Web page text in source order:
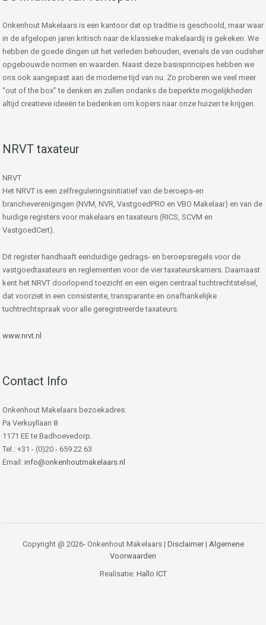
Onkenhout Makelaars is een kantoor dat op traditie is geschoold, maar waar
in de afgelopen jaren kritisch naar de klassieke makelaardij is gekeken. We
hebben de goede dingen uit het verleden behouden, evenals de van oudsher
opgebouwde normen en waarden. Naast deze basisprincipes hebben we
ons ook aangepast aan de moderne tijd van nu. Zo proberen we veel meer
“out of the box” te denken en zullen ondanks de beperkte mogelijkheden
altijd creatieve ideeën te bedenken om kopers naar onze huizen te krijgen.
NRVT taxateur
NRVT
Het NRVT is een zelfreguleringsinitiatief van de beroeps-en
brancheverenigingen (NVM, NVR, VastgoedPRO en VBO Makelaar) en van de
huidige registers voor makelaars en taxateurs (RICS, SCVM en
VastgoedCert).
Dit register handhaaft eenduidige gedrags- en beroepsregels voor de
vastgoedtaxateurs en reglementen voor de vier taxateurskamers. Daarnaast
kent het NRVT doorlopend toezicht en een eigen centraal tuchtrechtstelsel,
dat voorziet in een consistente, transparante en onafhankelijke
tuchtrechtspraak voor alle geregistreerde taxateurs.
www.nrvt.nl
Contact Info
Onkenhout Makelaars bezoekadres:
Pa Verkuyllaan 8
1171 EE te Badhoevedorp.
Tel.: +31 - (0)20 - 659 22 63
Email: info@onkenhoutmakelaars.nl
Copyright @ 2026- Onkenhout Makelaars | Disclaimer| Algemene
Voorwaarden
Realisatie: Hallo ICT